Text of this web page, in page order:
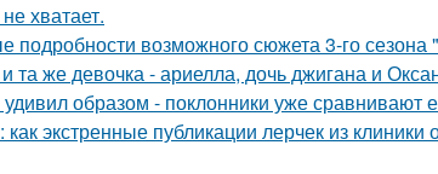
хватает.
подробности возможного сюжета 3-го сезона
та же девочка - ариелла, дочь джигана и
образом - поклонники уже сравнивают
экстренные публикации лерчек из клиники